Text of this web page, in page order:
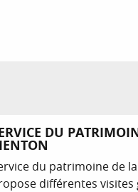
DU
du patrimoine de
différentes visites